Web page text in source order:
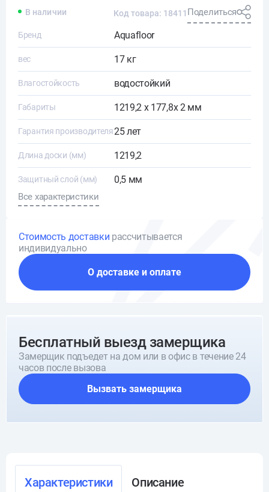
В наличии Код товара: 18411 Поделиться
Бренд Aquafloor
вес 17 кг
Влагостойкость водостойкий
Габариты 1219,2 х 177,8х 2 мм
Гарантия производителя25 лет
Длина доски (мм) 1219,2
Защитный слой (мм) 0,5 мм
Все характеристики
Стоимость доставки рассчитывается
индивидуально
О доставке и оплате
Бесплатный выезд замерщика
Замерщик подъедет на дом или в офис в течение 24
часов после вызова
Вызвать замерщика
Характеристики Описание